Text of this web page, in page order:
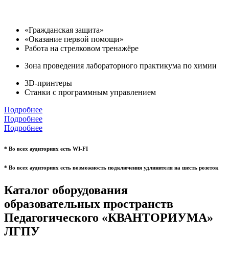
«Гражданская защита»
«Оказание первой помощи»
Работа на стрелковом тренажёре
Зона проведения лабораторного практикума по химии
3D-принтеры
Станки с программным управлением
Подробнее
Подробнее
Подробнее
* Во всех аудиториях есть WI-FI
* Во всех аудиториях есть возможность подключения удлинителя на шесть розеток
Каталог оборудования
образовательных пространств
Педагогического «КВАНТОРИУМА»
ЛГПУ